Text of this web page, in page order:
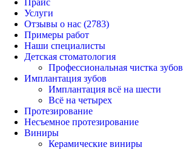
Прайс
Услуги
Отзывы о нас (2783)
Примеры работ
Наши специалисты
Детская стоматология
Профессиональная чистка зубов
Имплантация зубов
Имплантация всё на шести
Всё на четырех
Протезирование
Несъемное протезирование
Виниры
Керамические виниры